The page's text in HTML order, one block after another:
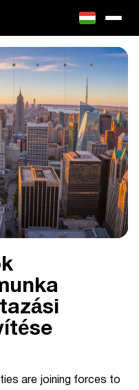
are joining forces to